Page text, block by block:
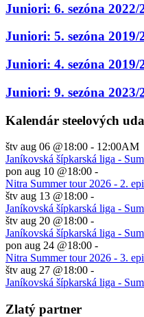
Juniori: 6. sezóna 2022/
Juniori: 5. sezóna 2019/
Juniori: 4. sezóna 2019/
Juniori: 9. sezóna 2023/
Kalendár steelových
štv aug 06 @18:00 - 12:00AM
Janíkovská šípkarská liga -
pon aug 10 @18:00 -
Nitra Summer tour 2026 - 2.
štv aug 13 @18:00 -
Janíkovská šípkarská liga -
štv aug 20 @18:00 -
Janíkovská šípkarská liga -
pon aug 24 @18:00 -
Nitra Summer tour 2026 - 3.
štv aug 27 @18:00 -
Janíkovská šípkarská liga -
Zlatý partner